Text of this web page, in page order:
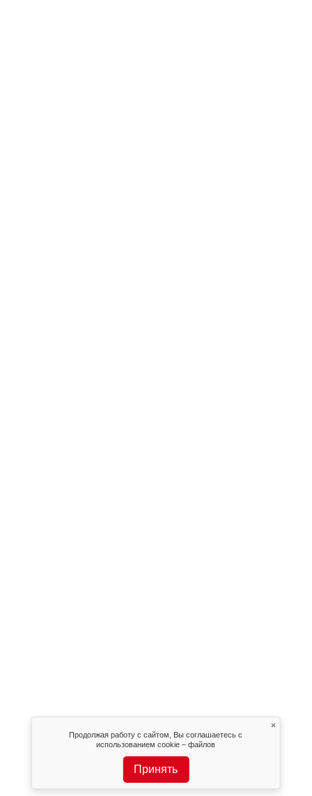
Продолжая работу с сайтом, Вы соглашаетесь с
использованием cookie – файлов
Принять
×